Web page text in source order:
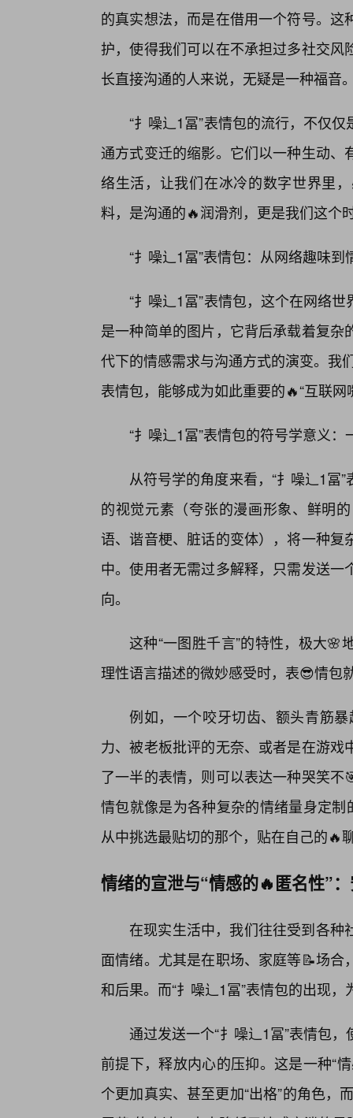
的真实想法，而是在借用一个符号。
护，使得我们可以在不承担过多社交
长直接沟通的人来说，无疑是一种福音
“扌噪辶1冨”表情包的流行，不仅
通方式变迁的缩影。它们以一种生动
络生活，让我们在冰冷的数字世界里
料，是沟通的🔥润滑剂，更是我们这个
“扌噪辶1冨”表情包：从网络趣味
“扌噪辶1冨”表情包，这个在网络
是一种简单的图片，它背后承载着复
代下的情感需求与沟通方式的演变。我
表情包，能够成为如此重要的🔥“互联网
“扌噪辶1冨”表情包的符号学意义：
从符号学的角度来看，“扌噪辶1冨
的视觉元素（夸张的漫画形象、鲜明
语、谐音梗、脏话的变体），将一种
中。使用者无需过多解释，只需发送
向。
这种“一图胜千言”的特性，极大
理性语言描述的微妙感受时，表😎情包
例如，一个咬牙切齿、额头青筋
力、被老板批评的无奈、或者是在游
了一半的表情，则可以表达一种哭笑
情包就像是为各种复杂的情绪量身定
从中挑选最贴切的那个，贴在自己的🔥
情绪的宣泄与“情感的🔥匿名性”
在现实生活中，我们往往受到各种
面情绪。尤其是在职场、家庭等📝场
和后果。而“扌噪辶1冨”表情包的出现
通过发送一个“扌噪辶1冨”表情包
前提下，释放内心的压抑。这是一种“
个更加真实、甚至更加“出格”的角色，